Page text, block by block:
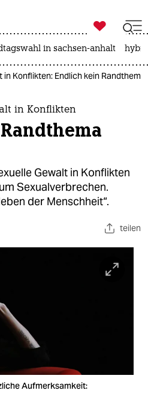
ich
ich

taz zahl ich
in sachsen-anhalt
in Konflikten: Endlich kein Randthema
in Konflikten
Gewalt in Konflikten
Sexualverbrechen.
der Menschheit“.
teilen
Aufmerksamkeit: